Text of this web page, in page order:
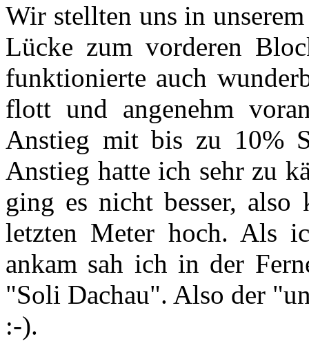
Wir stellten uns in
Lücke zum vorderen
funktionierte auch
flott und angenehm
Anstieg mit bis zu 10%
Anstieg hatte ich sehr zu
ging es nicht besser, also
letzten Meter hoch. Als
ankam sah ich in der
"Soli Dachau". Also der
:-).